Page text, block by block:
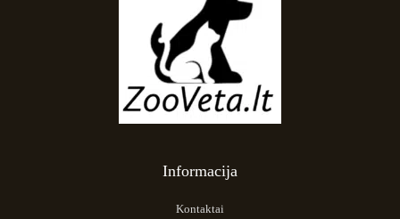
Informacija
Kontaktai